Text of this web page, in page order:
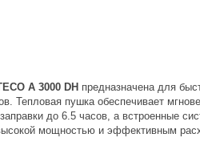
A 3000 DH предназначена для
Тепловая пушка обеспечивает
до 6.5 часов, а встроенные
мощностью и эффективным